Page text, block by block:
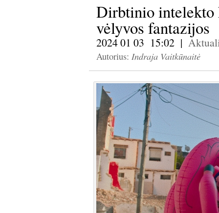
Dirbtinio
vėlyvos fantazijos
2024 01 03 15:02 |
Autorius: Indraja Vaitkūnaitė